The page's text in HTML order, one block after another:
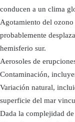
conducen a un clima
Agotamiento del ozono
probablemente
hemisferio sur.
Aerosoles de
Contaminación,
Variación natural,
superficie del mar
Dada la complejidad